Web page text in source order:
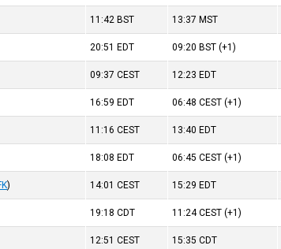
11:42 BST 13:37 MST
20:51 EDT 09:20 BST (+1)
09:37CEST 12:23 EDT
16:59 EDT 06:48CEST (+1)
11:16CEST 13:40 EDT
18:08 EDT 06:45CEST (+1)
) 14:01CEST 15:29 EDT
19:18CDT 11:24CEST (+1)
12:51CEST 15:35CDT